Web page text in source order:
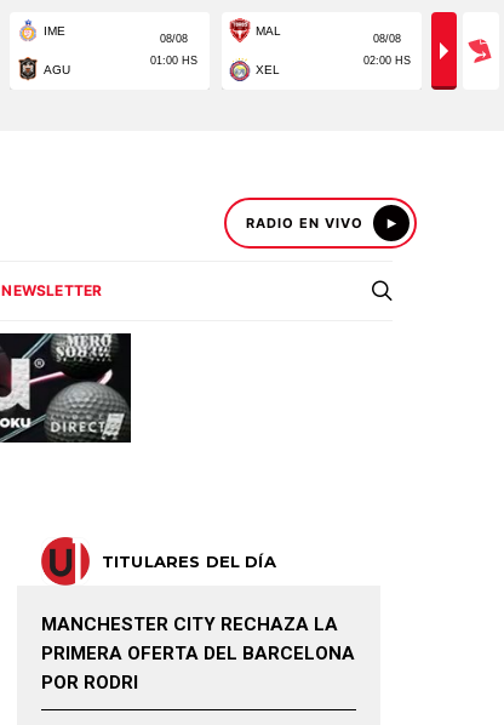
RADIO EN VIVO
NEWSLETTER
TITULARES DEL DÍA
MANCHESTER CITY RECHAZA LA
PRIMERA OFERTA DEL BARCELONA
POR RODRI